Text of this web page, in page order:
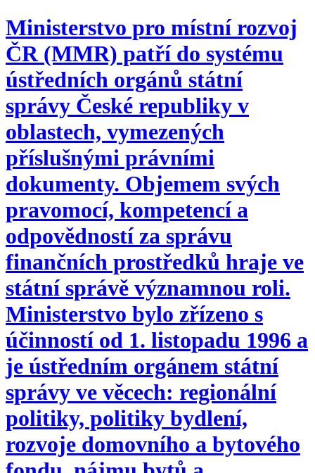
Ministerstvo pro místní rozvoj
ČR (MMR) patří do systému
ústředních orgánů státní
správy České republiky v
oblastech, vymezených
příslušnými právními
dokumenty. Objemem svých
pravomocí, kompetencí a
odpovědností za správu
finančních prostředků hraje ve
státní správě významnou roli.
Ministerstvo bylo zřízeno s
účinností od 1. listopadu 1996 a
je ústředním orgánem státní
správy ve věcech: regionální
politiky, politiky bydlení,
rozvoje domovního a bytového